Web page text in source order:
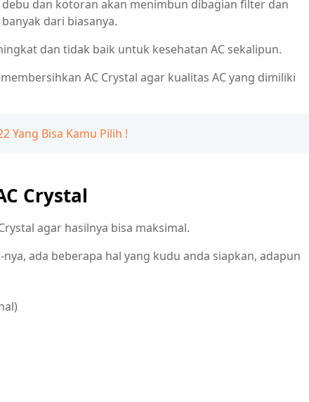
dan kotoran akan menimbun dibagian filter dan
dari biasanya.
dan tidak baik untuk kesehatan AC sekalipun.
AC Crystal agar kualitas AC yang dimiliki
Yang Bisa Kamu Pilih !
Crystal
agar hasilnya bisa maksimal.
ada beberapa hal yang kudu anda siapkan, adapun